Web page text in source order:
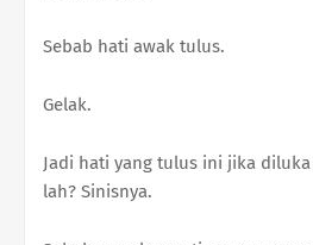
Sebab hati awak tulus.
Gelak.
Jadi hati yang tulus ini jika
lah? Sinisnya.